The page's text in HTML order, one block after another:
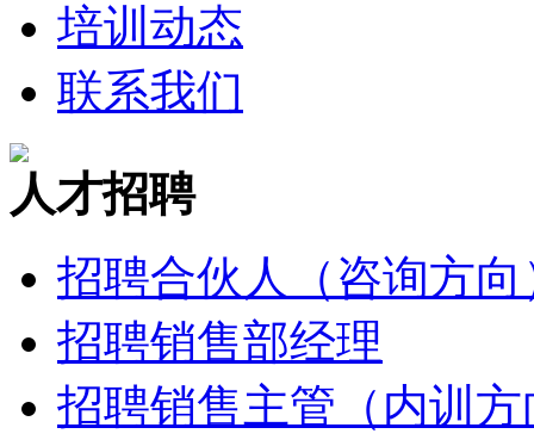
培训动态
联系我们
人才招聘
招聘合伙人（咨询方向
招聘销售部经理
招聘销售主管（内训方